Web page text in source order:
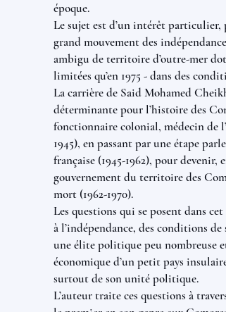
époque.
Le sujet est d’un intérêt particulier,
grand mouvement des
ambigu de territoire d’outre-mer
limitées qu’en 1975 - dans des
La carrière de Said Mohamed
déterminante pour l’histoire des
fonctionnaire colonial, médecin de
1945), en passant par une étape
française (1945-1962), pour
gouvernement du territoire des
mort (1962-1970).
Les questions qui se posent dans
à l’indépendance, des conditions
une élite politique peu nombreuse
économique d’un petit pays
surtout de son unité politique.
L’auteur traite ces questions à